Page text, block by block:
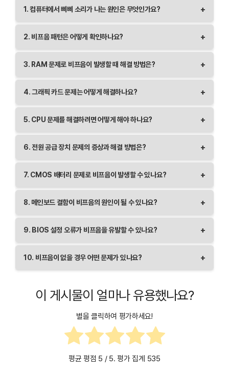
1. 컴퓨터에서 삐삐 소리가 나는 원인은 무엇인가요? +
감지했을 때 발생하는 비프음입니다. 일반적으로 메모리,
비프음 패턴에 따라 원인을 확인할 수 있습니다.
2. 비프음 패턴은 어떻게 확인하나요? +
반복적으로 짧거나 긴 소리를 조합하여 오류를 나타냅니다.
웹사이트에서 확인할 수 있습니다.
3. RAM 문제로 비프음이 발생할 때 해결 방법은? +
냅니다. 해결 방법은 다음과 같습니다:
– 먼지나 이물질이 있는지 확인하고 청소하세요.
교체해보세요.
4. 그래픽 카드 문제는 어떻게 해결하나요? +
수 있습니다. 이럴 경우:
– 다른 그래픽 카드로 교체해보세요.
5. CPU 문제를 해결하려면 어떻게 해야 하나요? +
있습니다. CPU 문제 해결 방법은 다음과 같습니다:
– CPU 쿨러의 상태를 점검하고 과열이 없는지 확인하세요.
6. 전원 공급 장치 문제의 증상과 해결 방법은? +
비프음이 들리지 않을 수 있습니다. 해결 방법은 다음과
– PSU 전원 케이블 연결 상태를 확인하세요.
– 메인보드와의 전력 공급이 정상인지 확인하세요.
7. CMOS 배터리 문제로 비프음이 발생할 수 있나요? +
부팅 시 비프음이 발생할 수 있습니다. 해결 방법:
– BIOS 설정을 다시 초기화하거나 조정해보세요.
8. 메인보드 결함이 비프음의 원인이 될 수 있나요? +
패턴이 발생할 수 있습니다. 메인보드 점검 방법은 다음과
– 메인보드 커넥터 및 케이블 상태를 확인하세요.
– 하드웨어 쇼트가 있는지 점검하세요.
9. BIOS 설정 오류가 비프음을 유발할 수 있나요? +
해결 방법:
10. 비프음이 없을 경우 어떤 문제가 있나요? +
문제가 있을 수 있습니다. 해결 방법:
– 전원 공급 장치 상태를 확인하고 교체해보세요.
– 메인보드가 제대로 작동하는지 전문가에게 점검을
이 게시물이 얼마나 유용했나요?
별을 클릭하여 평가하세요!
평균 평점 5 / 5. 평가 집계 535